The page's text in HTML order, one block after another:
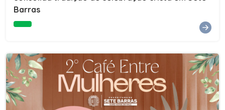
e do Instituto de Desenvolvimento Profissional
fundador da empresa Seu Consultor.Inscrições: FAÇA
AQUI
Barras